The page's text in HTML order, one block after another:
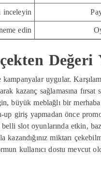
edin.
Değeri
uygular.
kazanç sağlamasına fırsat
büyük meblağlı bir
up giriş yapmadan önce
slot oyunlarında etkin,
miktarı
kullanıcı dostu mevcut